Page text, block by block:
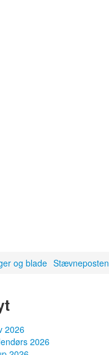
og blade Stævneposten
2026
2026